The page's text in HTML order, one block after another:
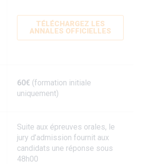
TÉLÉCHARGEZ LES
ANNALES OFFICIELLES
60€ (formation initiale
uniquement)
Suite aux épreuves orales, le
jury d’admission fournit aux
candidats une réponse sous
48h00